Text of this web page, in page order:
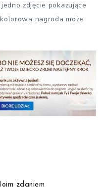
zdjęcie pokazujące
nagroda może
zdaniem